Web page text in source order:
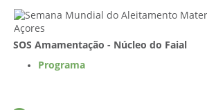
SOS Amamentação - Núcleo do Faial
Programa